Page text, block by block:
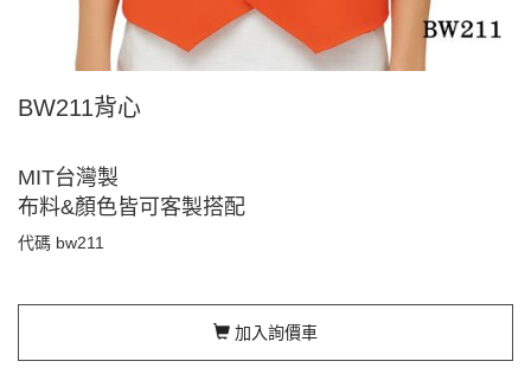
BW211背心
MIT台灣製
布料&顏色皆可客製搭配
代碼 bw211
加入詢價車